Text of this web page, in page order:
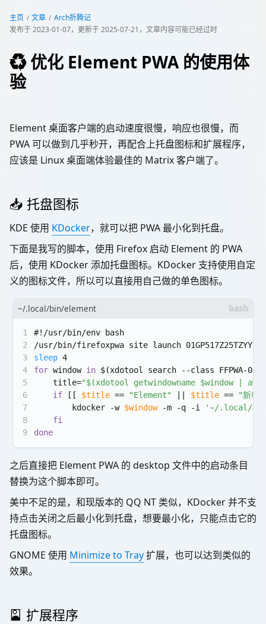
主页 文章
Arch折腾记
发布于2023-01-07，更新于2025-07-21 ，文章内容可能已经过时
♻️ 优化 Element PWA 的使用体
验
Element 桌面客户端的启动速度很慢，响应也很慢，而
PWA 可以做到几乎秒开，再配合上托盘图标和扩展程序，
应该是 Linux 桌面端体验最佳的 Matrix 客户端了。
📥 托盘图标
KDE 使用 KDocker，就可以把 PWA 最小化到托盘。
下面是我写的脚本，使用 Firefox 启动 Element 的 PWA
后，使用 KDocker 添加托盘图标。KDocker 支持使用自定
义的图标文件，所以可以直接用自己做的单色图标。
~/.local/bin/element
1
2
3
4
5
6
7
8
9
#!/usr/bin/env bash
/usr/bin/firefoxpwa site launch
sleep 4
for window in $(xdotool search --class FFPWA-
    title=
"$(xdotool getwindowname $window
if [[ $title == "Element" $title ==
"新标
        kdocker -w
$window -m -q -i
'~/.local/
fi
done
之后直接把 Element PWA 的 desktop 文件中的启动条目
替换为这个脚本即可。
美中不足的是，和现版本的 QQ NT 类似，KDocker 并不支
持点击关闭之后最小化到托盘，想要最小化，只能点击它的
托盘图标。
GNOME 使用 Minimize to Tray扩展，也可以达到类似的
效果。
🎴 扩展程序